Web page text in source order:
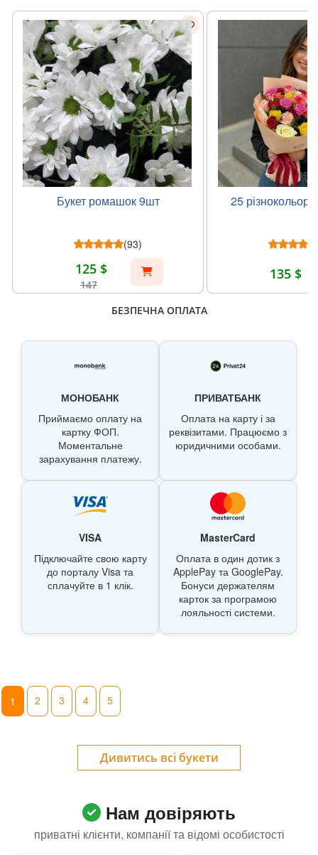
Букет ромашок 9шт
(93)
125 $
147
25
135 $
БЕЗПЕЧНА ОПЛАТА
МОНОБАНК
Приймаємо оплату на
картку ФОП.
Моментальне
зарахування платежу.
ПРИВАТБАНК
Оплата на карту і за
реквізитами. Працюємо з
юридичними особами.
VISA
Підключайте свою карту
до порталу Visa та
сплачуйте в 1 клік.
MasterCard
Оплата в один дотик з
ApplePay та GooglePay.
Бонуси держателям
карток за програмою
лояльності системи.
1 2 3 4 5
Дивитись всі букети
Нам довіряють
приватні клієнти, компанії та відомі особистості